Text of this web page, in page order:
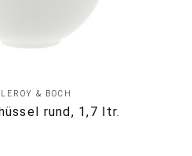
& BOCH
rund, 1,7 ltr.